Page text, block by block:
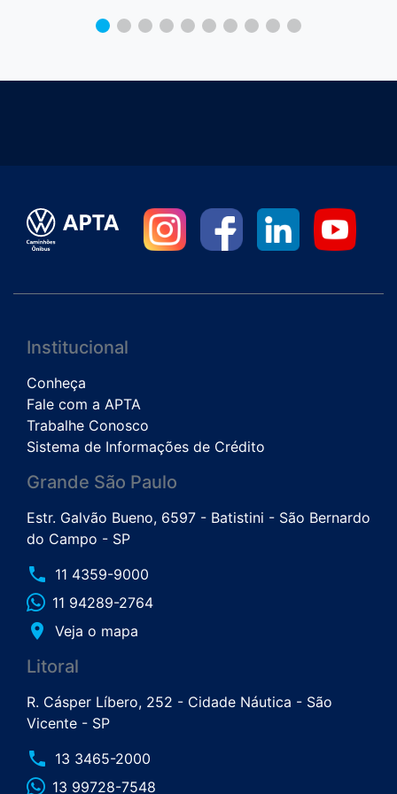
Institucional
Conheça
Fale com a APTA
Trabalhe Conosco
Sistema de Informações de Crédito
Grande São Paulo
Estr. Galvão Bueno, 6597 - Batistini - São Bernardo
do Campo - SP
phone 11 4359-9000
11 94289-2764
place Veja o mapa
Litoral
R. Cásper Líbero, 252 - Cidade Náutica - São
Vicente - SP
phone 13 3465-2000
13 99728-7548